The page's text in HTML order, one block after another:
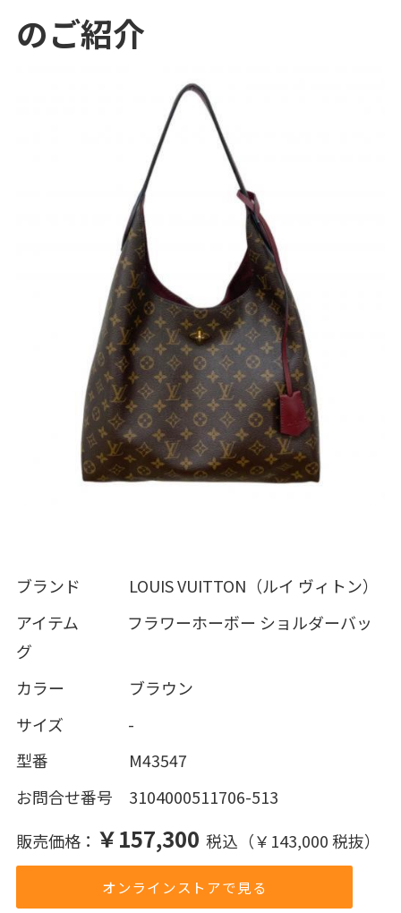
のご紹介
ブランド LOUIS VUITTON（ルイ ヴィトン）
アイテム フラワーホーボー ショルダーバッ
グ
カラー ブラウン
サイズ -
型番 M43547
お問合せ番号 3104000511706-513
販売価格： ￥157,300 税込（￥143,000 税抜）
オンラインストアで見る